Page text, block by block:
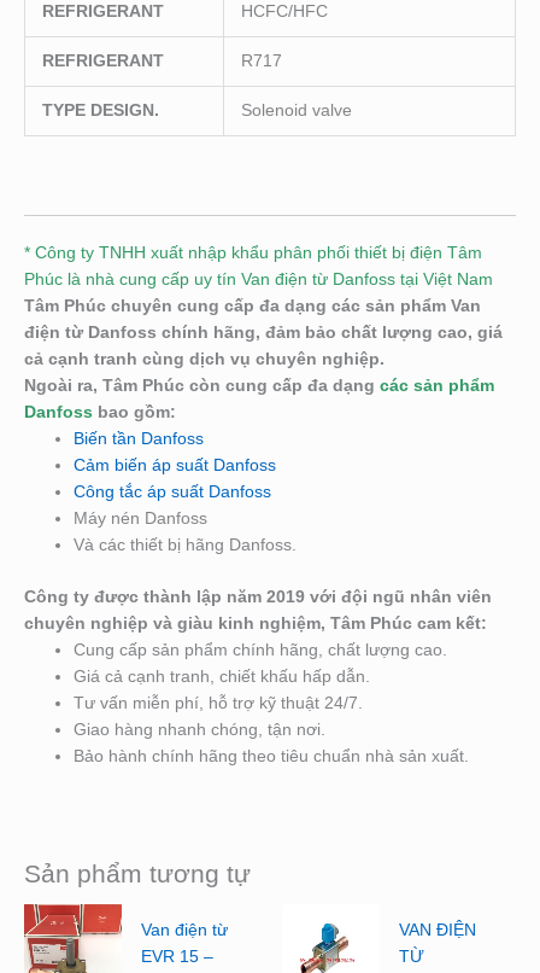
REFRIGERANT HCFC/HFC
REFRIGERANT R717
TYPE DESIGN. Solenoid valve
* Công ty TNHH xuất nhập khẩu phân phối thiết bị điện Tâm
Phúc là nhà cung cấp uy tín Van điện từ Danfoss tại Việt Nam
Tâm Phúc chuyên cung cấp đa dạng các sản phẩm Van
điện từ Danfoss chính hãng, đảm bảo chất lượng cao, giá
cả cạnh tranh cùng dịch vụ chuyên nghiệp.
Ngoài ra, Tâm Phúc còn cung cấp đa dạng các sản phẩm
Danfoss bao gồm:
Biến tần Danfoss
Cảm biến áp suất Danfoss
Công tắc áp suất Danfoss
Máy nén Danfoss
Và các thiết bị hãng Danfoss.
Công ty được thành lập năm 2019 với đội ngũ nhân viên
chuyên nghiệp và giàu kinh nghiệm, Tâm Phúc cam kết:
Cung cấp sản phẩm chính hãng, chất lượng cao.
Giá cả cạnh tranh, chiết khấu hấp dẫn.
Tư vấn miễn phí, hỗ trợ kỹ thuật 24/7.
Giao hàng nhanh chóng, tận nơi.
Bảo hành chính hãng theo tiêu chuẩn nhà sản xuất.
Sản phẩm tương tự
Van điện từ
EVR 15 –
VAN ĐIỆN
TỪ